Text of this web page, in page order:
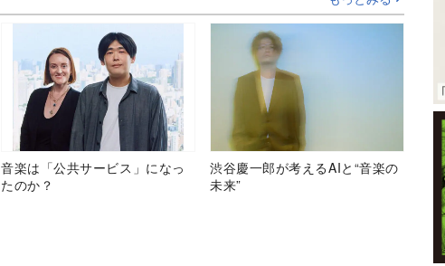
音楽は「公共サービス」になっ
たのか？
渋谷慶一郎が考えるAIと“音楽の
未来”